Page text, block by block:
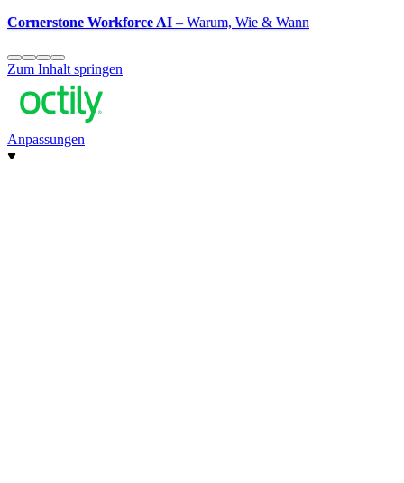
Cornerstone Workforce AI– Warum, Wie & Wann
Zum Inhalt springen
Anpassungen